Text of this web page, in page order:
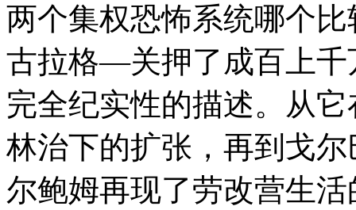
两个集权恐怖系统哪个
古拉格—关押了成百上
完全纪实性的描述。从
林治下的扩张，再到戈
尔鲍姆再现了劳改营生